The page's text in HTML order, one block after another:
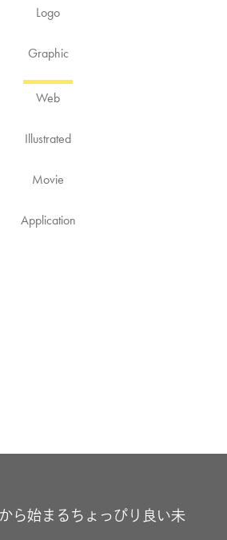
Logo
Graphic
Web
Illustrated
Movie
Application
ら始まるちょっぴり良い未